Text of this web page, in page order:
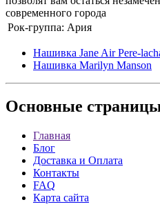
современного города
Рок-группа: Ария
Нашивка Jane Air Pere-
Нашивка Marilyn Manson
Основные
Главная
Блог
Доставка и Оплата
Контакты
FAQ
Карта сайта